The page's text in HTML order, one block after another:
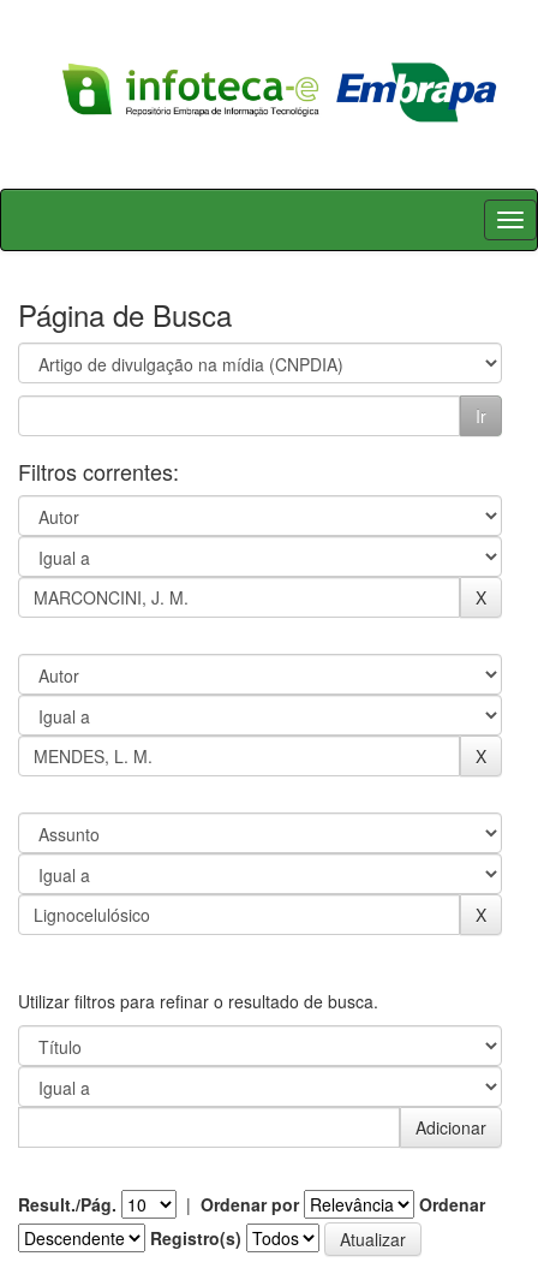
Skip
Página de Busca
Filtros correntes:
Utilizar filtros para refinar o resultado de busca.
Result./Pág. | Ordenar por
Ordenar
Registro(s)